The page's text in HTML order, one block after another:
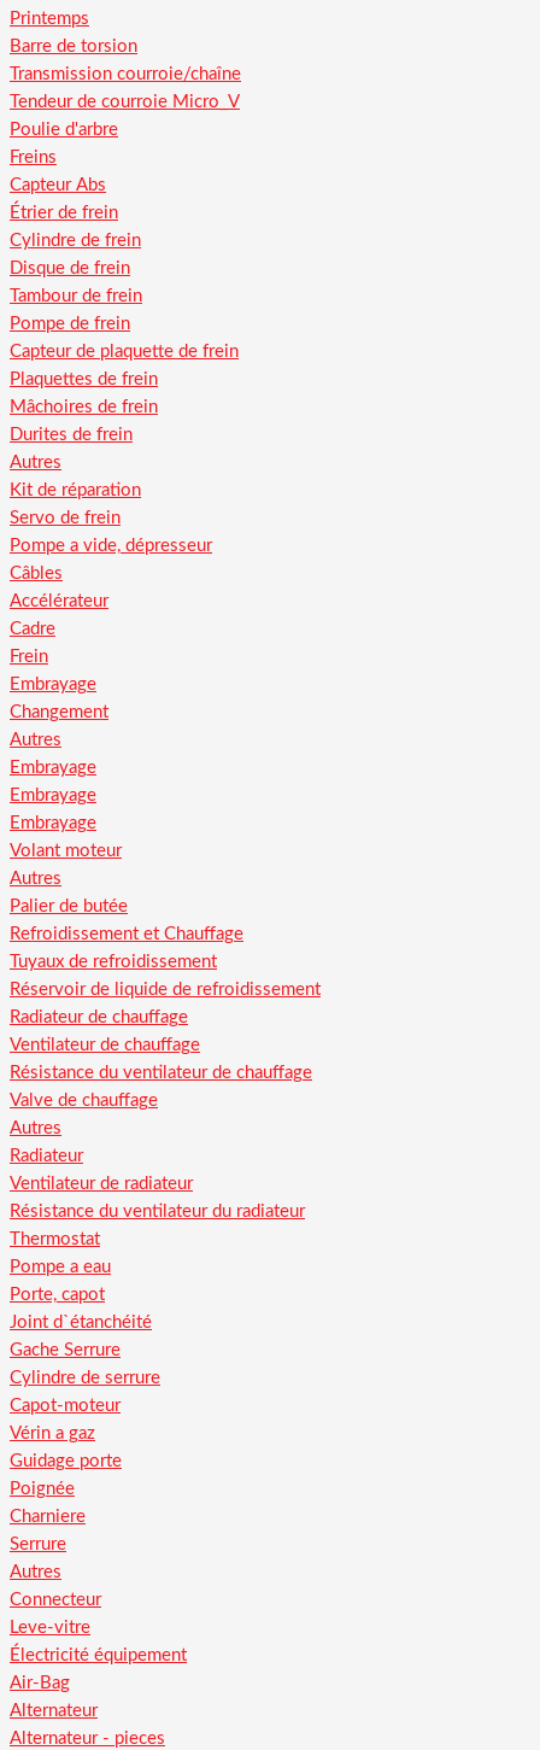
Printemps
Barre de torsion
Transmission courroie/chaîne
Tendeur de courroie Micro_V
Poulie d'arbre
Freins
Capteur Abs
Étrier de frein
Cylindre de frein
Disque de frein
Tambour de frein
Pompe de frein
Capteur de plaquette de frein
Plaquettes de frein
Mâchoires de frein
Durites de frein
Autres
Kit de réparation
Servo de frein
Pompe a vide, dépresseur
Câbles
Accélérateur
Cadre
Frein
Embrayage
Changement
Autres
Embrayage
Embrayage
Embrayage
Volant moteur
Autres
Palier de butée
Refroidissement et Chauffage
Tuyaux de refroidissement
Réservoir de liquide de refroidissement
Radiateur de chauffage
Ventilateur de chauffage
Résistance du ventilateur de chauffage
Valve de chauffage
Autres
Radiateur
Ventilateur de radiateur
Résistance du ventilateur du radiateur
Thermostat
Pompe a eau
Porte, capot
Joint d`étanchéité
Gache Serrure
Cylindre de serrure
Capot-moteur
Vérin a gaz
Guidage porte
Poignée
Charniere
Serrure
Autres
Connecteur
Leve-vitre
Électricité équipement
Air-Bag
Alternateur
Alternateur - pieces